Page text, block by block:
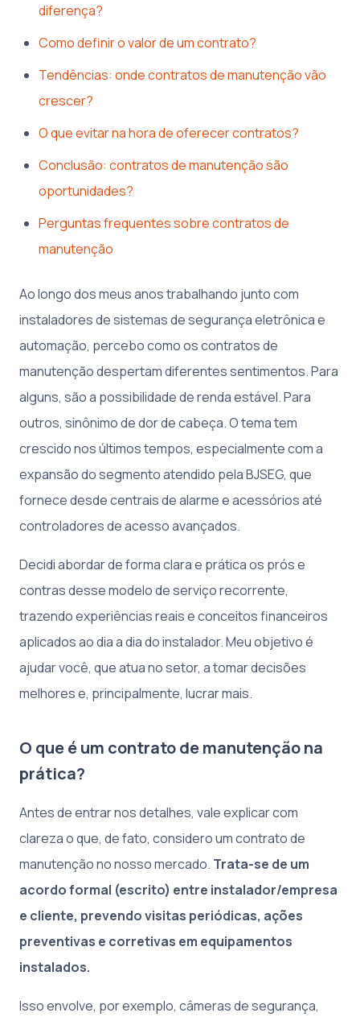
diferença?
Como definir o valor de um contrato?
Tendências: onde contratos de manutenção vão
crescer?
O que evitar na hora de oferecer contratos?
Conclusão: contratos de manutenção são
oportunidades?
Perguntas frequentes sobre contratos de
manutenção
Ao longo dos meus anos trabalhando junto com
instaladores de sistemas de segurança eletrônica e
automação, percebo como os contratos de
manutenção despertam diferentes sentimentos. Para
alguns, são a possibilidade de renda estável. Para
outros, sinônimo de dor de cabeça. O tema tem
crescido nos últimos tempos, especialmente com a
expansão do segmento atendido pela BJSEG, que
fornece desde centrais de alarme e acessórios até
controladores de acesso avançados.
Decidi abordar de forma clara e prática os prós e
contras desse modelo de serviço recorrente,
trazendo experiências reais e conceitos financeiros
aplicados ao dia a dia do instalador. Meu objetivo é
ajudar você, que atua no setor, a tomar decisões
melhores e, principalmente, lucrar mais.
O que é um contrato de manutenção na
prática?
Antes de entrar nos detalhes, vale explicar com
clareza o que, de fato, considero um contrato de
manutenção no nosso mercado. Trata-se de um
acordo formal (escrito) entre instalador/empresa
e cliente, prevendo visitas periódicas, ações
preventivas e corretivas em equipamentos
instalados.
Isso envolve, por exemplo, câmeras de segurança,